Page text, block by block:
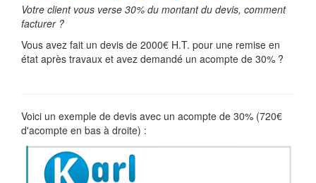
Votre client vous verse 30% du montant du devis, comment
facturer ?
Vous avez fait un devis de 2000€ H.T. pour une remise en
état après travaux et avez demandé un acompte de 30% ?
Voici un exemple de devis avec un acompte de 30% (720€
d'acompte en bas à droite) :